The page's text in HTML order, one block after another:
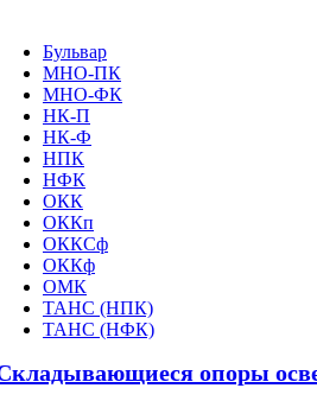
Бульвар
МНО-ПК
МНО-ФК
НК-П
НК-Ф
НПК
НФК
ОКК
ОККп
ОККСф
ОККф
ОМК
ТАНС (НПК)
ТАНС (НФК)
опоры